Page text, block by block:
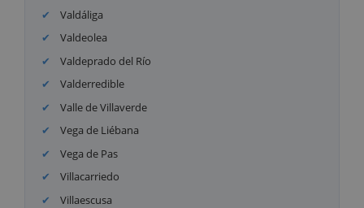
Valdáliga
Valdeolea
Valdeprado del Río
Valderredible
Valle de Villaverde
Vega de Liébana
Vega de Pas
Villacarriedo
Villaescusa